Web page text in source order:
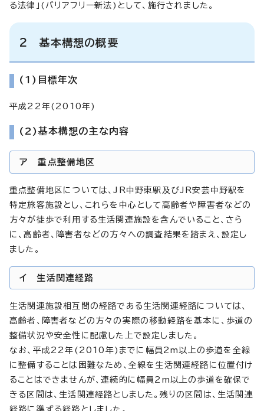
る法律」(バリアフリー新法)として、施行されました。
2 基本構想の概要
(1)目標年次
平成22年(2010年)
(2)基本構想の主な内容
ア 重点整備地区
重点整備地区については、JR中野東駅及びJR安芸中野駅を
特定旅客施設とし、これらを中心として高齢者や障害者などの
方々が徒歩で利用する生活関連施設を含んでいること、さら
に、高齢者、障害者などの方々への調査結果を踏まえ、設定し
ました。
イ 生活関連経路
生活関連施設相互間の経路である生活関連経路については、
高齢者、障害者などの方々の実際の移動経路を基本に、歩道の
整備状況や安全性に配慮した上で設定しました。
なお、平成22年(2010年)までに幅員2m以上の歩道を全線
に整備することは困難なため、全線を生活関連経路に位置付け
ることはできませんが、連続的に幅員2m以上の歩道を確保で
きる区間は、生活関連経路としました。残りの区間は、生活関連
経路に準ずる経路としました。